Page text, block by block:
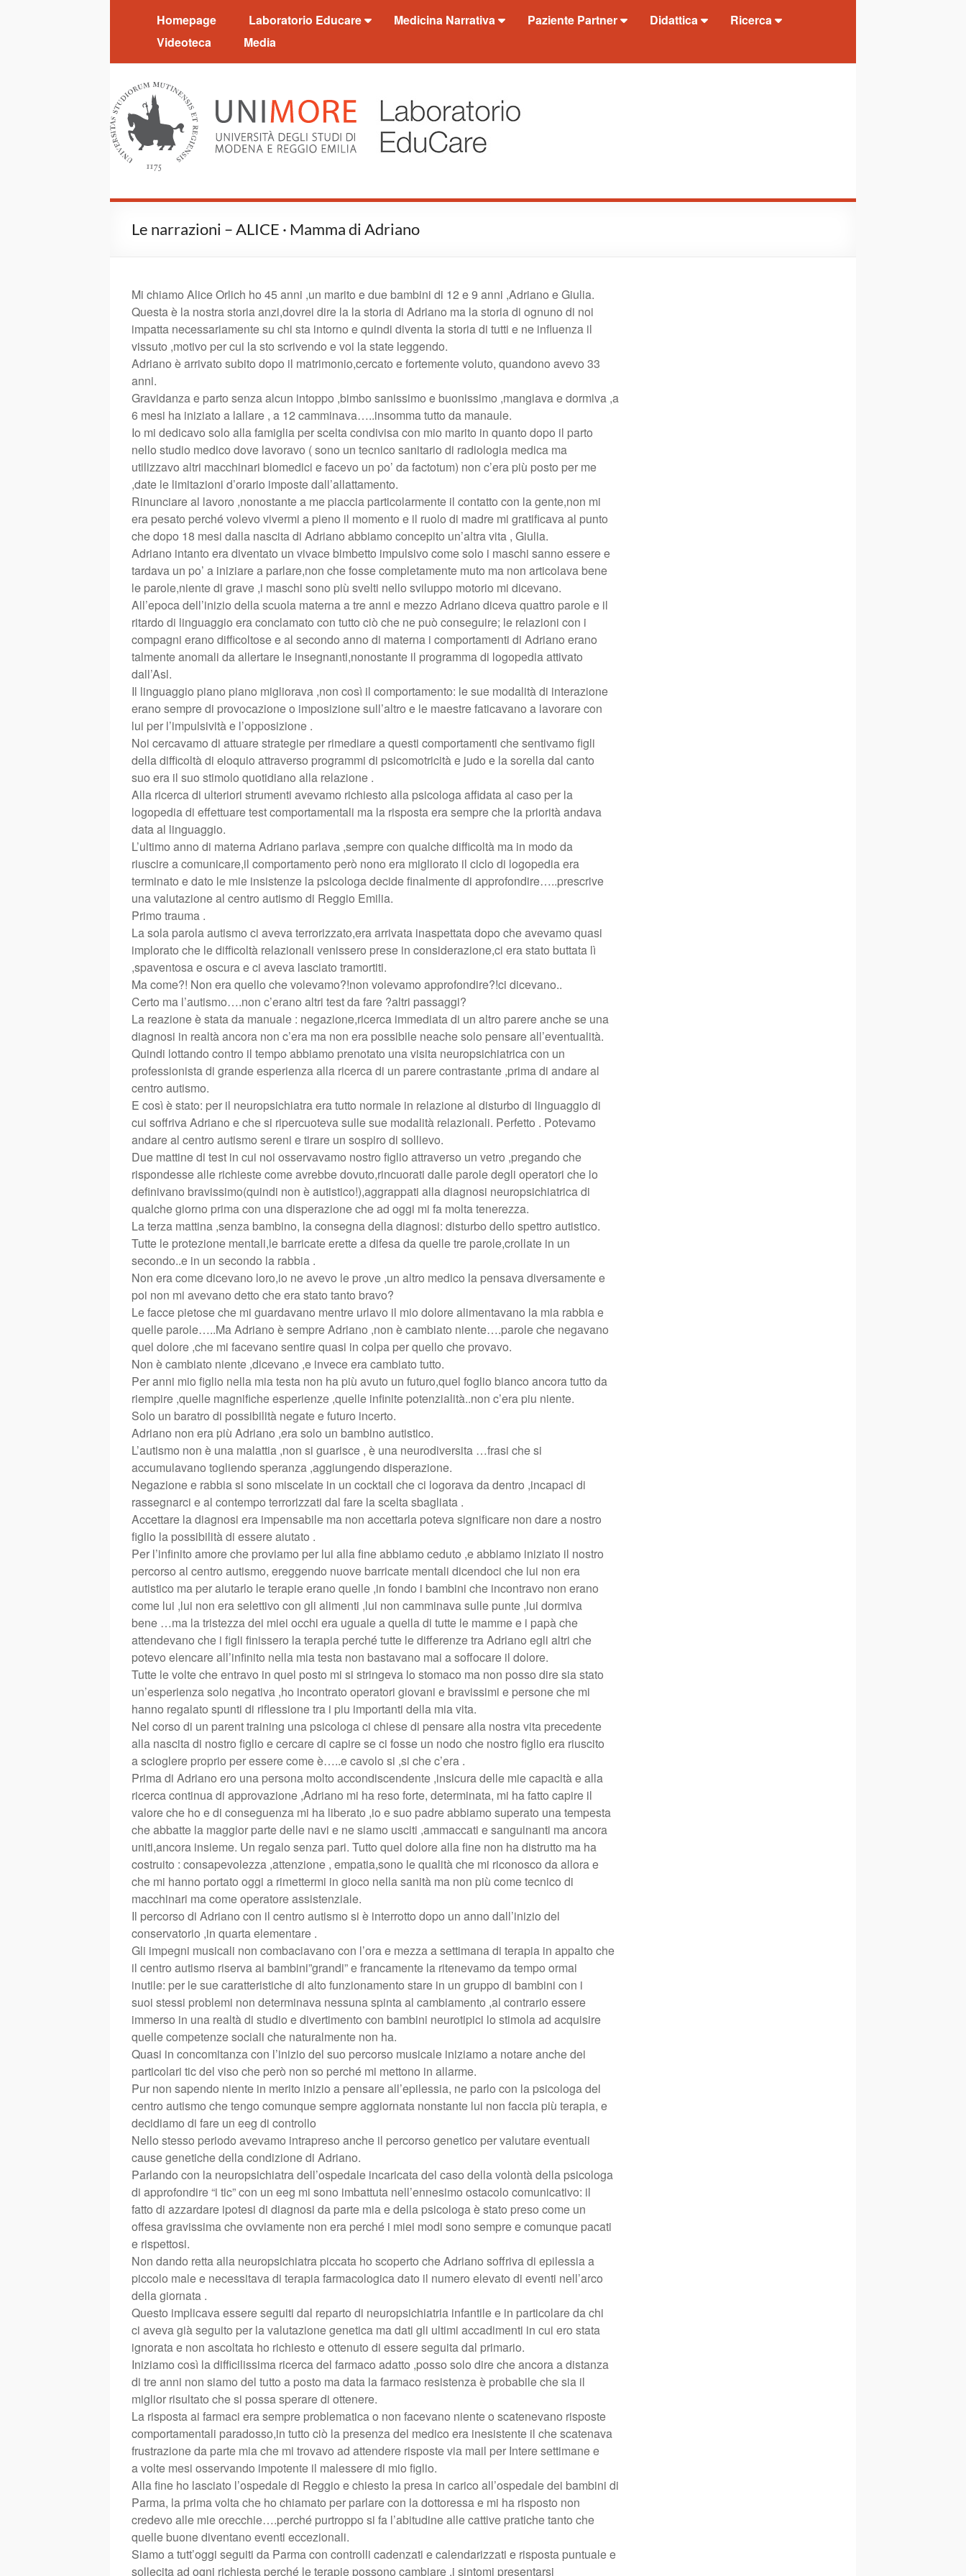
contenuto
Labotorio
EduCare
Homepage Laboratorio Educare Medicina Narrativa Paziente Partner Didattica
Ricerca
Videoteca
Media
Le narrazioni – ALICE · Mamma di Adriano
Mi chiamo Alice Orlich ho 45 anni ,un marito e due bambini di 12 e 9 anni ,Adriano e Giulia.
Questa è la nostra storia anzi,dovrei dire la la storia di Adriano ma la storia di ognuno di noi
impatta necessariamente su chi sta intorno e quindi diventa la storia di tutti e ne influenza il
vissuto ,motivo per cui la sto scrivendo e voi la state leggendo.
Adriano è arrivato subito dopo il matrimonio,cercato e fortemente voluto, quandono avevo 33
anni.
Gravidanza e parto senza alcun intoppo ,bimbo sanissimo e buonissimo ,mangiava e dormiva ,a
6 mesi ha iniziato a lallare , a 12 camminava…..insomma tutto da manaule.
Io mi dedicavo solo alla famiglia per scelta condivisa con mio marito in quanto dopo il parto
nello studio medico dove lavoravo ( sono un tecnico sanitario di radiologia medica ma
utilizzavo altri macchinari biomedici e facevo un po’ da factotum) non c’era più posto per me
,date le limitazioni d’orario imposte dall’allattamento.
Rinunciare al lavoro ,nonostante a me piaccia particolarmente il contatto con la gente,non mi
era pesato perché volevo vivermi a pieno il momento e il ruolo di madre mi gratificava al punto
che dopo 18 mesi dalla nascita di Adriano abbiamo concepito un’altra vita , Giulia.
Adriano intanto era diventato un vivace bimbetto impulsivo come solo i maschi sanno essere e
tardava un po’ a iniziare a parlare,non che fosse completamente muto ma non articolava bene
le parole,niente di grave ,i maschi sono più svelti nello sviluppo motorio mi dicevano.
All’epoca dell’inizio della scuola materna a tre anni e mezzo Adriano diceva quattro parole e il
ritardo di linguaggio era conclamato con tutto ciò che ne può conseguire; le relazioni con i
compagni erano difficoltose e al secondo anno di materna i comportamenti di Adriano erano
talmente anomali da allertare le insegnanti,nonostante il programma di logopedia attivato
dall’Asl.
Il linguaggio piano piano migliorava ,non così il comportamento: le sue modalità di interazione
erano sempre di provocazione o imposizione sull’altro e le maestre faticavano a lavorare con
lui per l’impulsività e l’opposizione .
Noi cercavamo di attuare strategie per rimediare a questi comportamenti che sentivamo figli
della difficoltà di eloquio attraverso programmi di psicomotricità e judo e la sorella dal canto
suo era il suo stimolo quotidiano alla relazione .
Alla ricerca di ulteriori strumenti avevamo richiesto alla psicologa affidata al caso per la
logopedia di effettuare test comportamentali ma la risposta era sempre che la priorità andava
data al linguaggio.
L’ultimo anno di materna Adriano parlava ,sempre con qualche difficoltà ma in modo da
riuscire a comunicare,il comportamento però nono era migliorato il ciclo di logopedia era
terminato e dato le mie insistenze la psicologa decide finalmente di approfondire…..prescrive
una valutazione al centro autismo di Reggio Emilia.
Primo trauma .
La sola parola autismo ci aveva terrorizzato,era arrivata inaspettata dopo che avevamo quasi
implorato che le difficoltà relazionali venissero prese in considerazione,ci era stato buttata lì
,spaventosa e oscura e ci aveva lasciato tramortiti.
Ma come?! Non era quello che volevamo?!non volevamo approfondire?!ci dicevano..
Certo ma l’autismo….non c’erano altri test da fare ?altri passaggi?
La reazione è stata da manuale : negazione,ricerca immediata di un altro parere anche se una
diagnosi in realtà ancora non c’era ma non era possibile neache solo pensare all’eventualità.
Quindi lottando contro il tempo abbiamo prenotato una visita neuropsichiatrica con un
professionista di grande esperienza alla ricerca di un parere contrastante ,prima di andare al
centro autismo.
E così è stato: per il neuropsichiatra era tutto normale in relazione al disturbo di linguaggio di
cui soffriva Adriano e che si ripercuoteva sulle sue modalità relazionali. Perfetto . Potevamo
andare al centro autismo sereni e tirare un sospiro di sollievo.
Due mattine di test in cui noi osservavamo nostro figlio attraverso un vetro ,pregando che
rispondesse alle richieste come avrebbe dovuto,rincuorati dalle parole degli operatori che lo
definivano bravissimo(quindi non è autistico!),aggrappati alla diagnosi neuropsichiatrica di
qualche giorno prima con una disperazione che ad oggi mi fa molta tenerezza.
La terza mattina ,senza bambino, la consegna della diagnosi: disturbo dello spettro autistico.
Tutte le protezione mentali,le barricate erette a difesa da quelle tre parole,crollate in un
secondo..e in un secondo la rabbia .
Non era come dicevano loro,io ne avevo le prove ,un altro medico la pensava diversamente e
poi non mi avevano detto che era stato tanto bravo?
Le facce pietose che mi guardavano mentre urlavo il mio dolore alimentavano la mia rabbia e
quelle parole…..Ma Adriano è sempre Adriano ,non è cambiato niente….parole che negavano
quel dolore ,che mi facevano sentire quasi in colpa per quello che provavo.
Non è cambiato niente ,dicevano ,e invece era cambiato tutto.
Per anni mio figlio nella mia testa non ha più avuto un futuro,quel foglio bianco ancora tutto da
riempire ,quelle magnifiche esperienze ,quelle infinite potenzialità..non c’era piu niente.
Solo un baratro di possibilità negate e futuro incerto.
Adriano non era più Adriano ,era solo un bambino autistico.
L’autismo non è una malattia ,non si guarisce , è una neurodiversita …frasi che si
accumulavano togliendo speranza ,aggiungendo disperazione.
Negazione e rabbia si sono miscelate in un cocktail che ci logorava da dentro ,incapaci di
rassegnarci e al contempo terrorizzati dal fare la scelta sbagliata .
Accettare la diagnosi era impensabile ma non accettarla poteva significare non dare a nostro
figlio la possibilità di essere aiutato .
Per l’infinito amore che proviamo per lui alla fine abbiamo ceduto ,e abbiamo iniziato il nostro
percorso al centro autismo, ereggendo nuove barricate mentali dicendoci che lui non era
autistico ma per aiutarlo le terapie erano quelle ,in fondo i bambini che incontravo non erano
come lui ,lui non era selettivo con gli alimenti ,lui non camminava sulle punte ,lui dormiva
bene …ma la tristezza dei miei occhi era uguale a quella di tutte le mamme e i papà che
attendevano che i figli finissero la terapia perché tutte le differenze tra Adriano egli altri che
potevo elencare all’infinito nella mia testa non bastavano mai a soffocare il dolore.
Tutte le volte che entravo in quel posto mi si stringeva lo stomaco ma non posso dire sia stato
un’esperienza solo negativa ,ho incontrato operatori giovani e bravissimi e persone che mi
hanno regalato spunti di riflessione tra i piu importanti della mia vita.
Nel corso di un parent training una psicologa ci chiese di pensare alla nostra vita precedente
alla nascita di nostro figlio e cercare di capire se ci fosse un nodo che nostro figlio era riuscito
a scioglere proprio per essere come è…..e cavolo si ,si che c’era .
Prima di Adriano ero una persona molto accondiscendente ,insicura delle mie capacità e alla
ricerca continua di approvazione ,Adriano mi ha reso forte, determinata, mi ha fatto capire il
valore che ho e di conseguenza mi ha liberato ,io e suo padre abbiamo superato una tempesta
che abbatte la maggior parte delle navi e ne siamo usciti ,ammaccati e sanguinanti ma ancora
uniti,ancora insieme. Un regalo senza pari. Tutto quel dolore alla fine non ha distrutto ma ha
costruito : consapevolezza ,attenzione , empatia,sono le qualità che mi riconosco da allora e
che mi hanno portato oggi a rimettermi in gioco nella sanità ma non più come tecnico di
macchinari ma come operatore assistenziale.
Il percorso di Adriano con il centro autismo si è interrotto dopo un anno dall’inizio del
conservatorio ,in quarta elementare .
Gli impegni musicali non combaciavano con l’ora e mezza a settimana di terapia in appalto che
il centro autismo riserva ai bambini”grandi” e francamente la ritenevamo da tempo ormai
inutile: per le sue caratteristiche di alto funzionamento stare in un gruppo di bambini con i
suoi stessi problemi non determinava nessuna spinta al cambiamento ,al contrario essere
immerso in una realtà di studio e divertimento con bambini neurotipici lo stimola ad acquisire
quelle competenze sociali che naturalmente non ha.
Quasi in concomitanza con l’inizio del suo percorso musicale iniziamo a notare anche dei
particolari tic del viso che però non so perché mi mettono in allarme.
Pur non sapendo niente in merito inizio a pensare all’epilessia, ne parlo con la psicologa del
centro autismo che tengo comunque sempre aggiornata nonstante lui non faccia più terapia, e
decidiamo di fare un eeg di controllo
Nello stesso periodo avevamo intrapreso anche il percorso genetico per valutare eventuali
cause genetiche della condizione di Adriano.
Parlando con la neuropsichiatra dell’ospedale incaricata del caso della volontà della psicologa
di approfondire “i tic” con un eeg mi sono imbattuta nell’ennesimo ostacolo comunicativo: il
fatto di azzardare ipotesi di diagnosi da parte mia e della psicologa è stato preso come un
offesa gravissima che ovviamente non era perché i miei modi sono sempre e comunque pacati
e rispettosi.
Non dando retta alla neuropsichiatra piccata ho scoperto che Adriano soffriva di epilessia a
piccolo male e necessitava di terapia farmacologica dato il numero elevato di eventi nell’arco
della giornata .
Questo implicava essere seguiti dal reparto di neuropsichiatria infantile e in particolare da chi
ci aveva già seguito per la valutazione genetica ma dati gli ultimi accadimenti in cui ero stata
ignorata e non ascoltata ho richiesto e ottenuto di essere seguita dal primario.
Iniziamo così la difficilissima ricerca del farmaco adatto ,posso solo dire che ancora a distanza
di tre anni non siamo del tutto a posto ma data la farmaco resistenza è probabile che sia il
miglior risultato che si possa sperare di ottenere.
La risposta ai farmaci era sempre problematica o non facevano niente o scatenevano risposte
comportamentali paradosso,in tutto ciò la presenza del medico era inesistente il che scatenava
frustrazione da parte mia che mi trovavo ad attendere risposte via mail per Intere settimane e
a volte mesi osservando impotente il malessere di mio figlio.
Alla fine ho lasciato l’ospedale di Reggio e chiesto la presa in carico all’ospedale dei bambini di
Parma, la prima volta che ho chiamato per parlare con la dottoressa e mi ha risposto non
credevo alle mie orecchie….perché purtroppo si fa l’abitudine alle cattive pratiche tanto che
quelle buone diventano eventi eccezionali.
Siamo a tutt’oggi seguiti da Parma con controlli cadenzati e calendarizzati e risposta puntuale e
sollecita ad ogni richiesta perché le terapie possono cambiare ,i sintomi presentarsi